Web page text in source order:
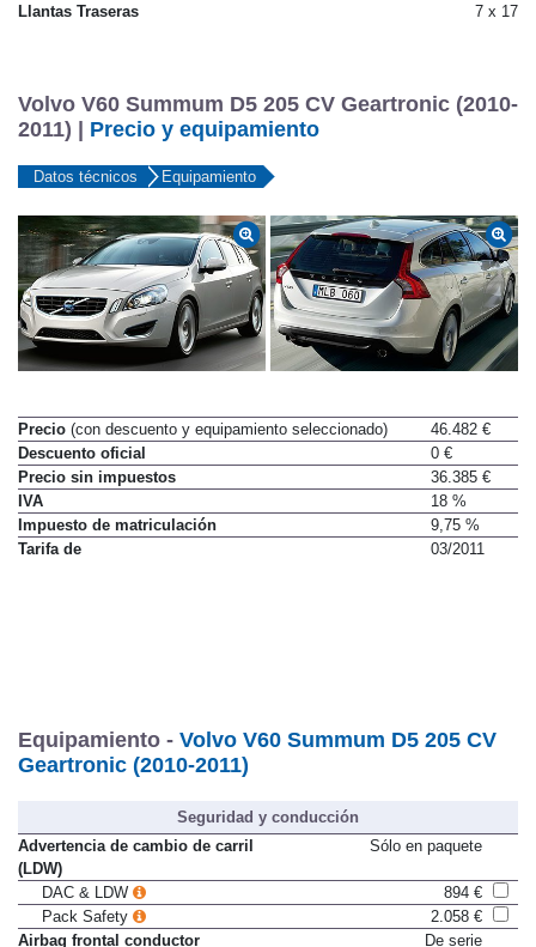
Llantas delanteras
7 x 17
Volvo V60 Summum D5 205 CV Geartronic (2010-
2011) |
Precio y equipamiento
Precio(con descuento y equipamiento seleccionado)
46.482 €
Descuento oficial
0 €
Precio sin impuestos
36.385 €
IVA
18 %
Impuesto de matriculación
9,75 %
Equipamiento -Volvo V60 Summum D5 205 CV
Geartronic (2010-2011)
Seguridad y conducción
Advertencia de cambio de carril
(LDW)
DAC & LDW
894 €
Pack Safety
2.058 €